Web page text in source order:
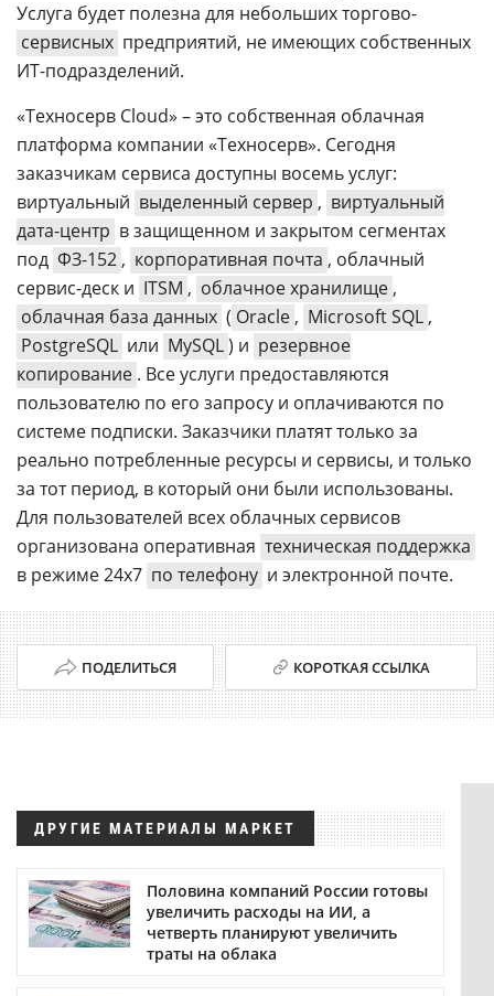
Услуга будет полезна для небольших торгово-
сервисных предприятий, не имеющих собственных
ИТ-подразделений.
«Техносерв Cloud» – это собственная облачная
платформа компании «Техносерв». Сегодня
заказчикам сервиса доступны восемь услуг:
виртуальный выделенный сервер , виртуальный
дата-центр в защищенном и закрытом сегментах
под ФЗ-152 , корпоративная почта , облачный
сервис-деск и ITSM , облачное хранилище ,
облачная база данных ( Oracle , Microsoft SQL ,
PostgreSQL или MySQL) и резервное
копирование . Все услуги предоставляются
пользователю по его запросу и оплачиваются по
системе подписки. Заказчики платят только за
реально потребленные ресурсы и сервисы, и только
за тот период, в который они были использованы.
Для пользователей всех облачных сервисов
организована оперативная техническая поддержка
в режиме 24x7 по телефону и электронной почте.
ПОДЕЛИТЬСЯ КОРОТКАЯ ССЫЛКА
ДРУГИЕ МАТЕРИАЛЫ МАРКЕТ
Половина компаний России готовы
увеличить расходы на ИИ, а
четверть планируют увеличить
траты на облака